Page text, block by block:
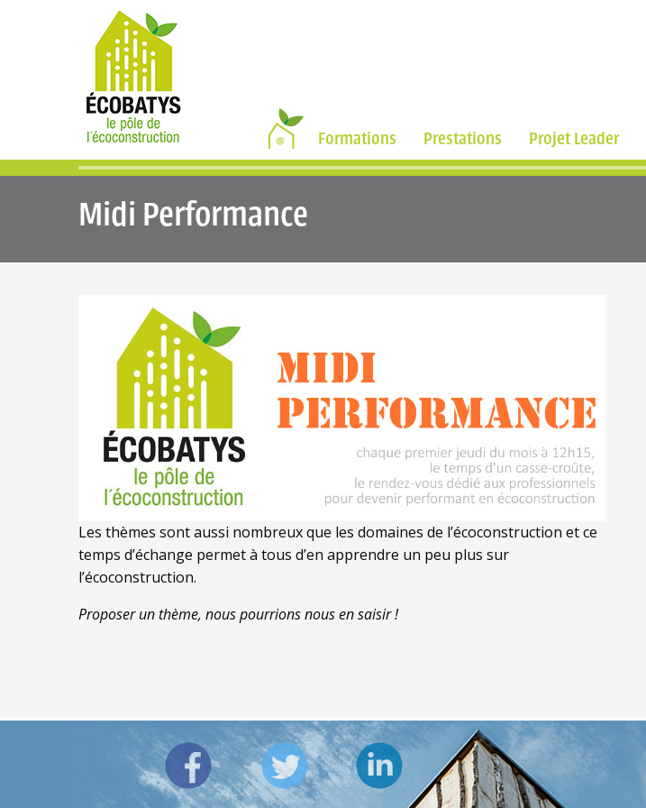
• Formations Prestations Projet Leader
Midi Performance
Les thèmes sont aussi nombreux que les domaines de l’écoconstruction et ce
temps d’échange permet à tous d’en apprendre un peu plus sur
l’écoconstruction.
Proposer un thème, nous pourrions nous en saisir !